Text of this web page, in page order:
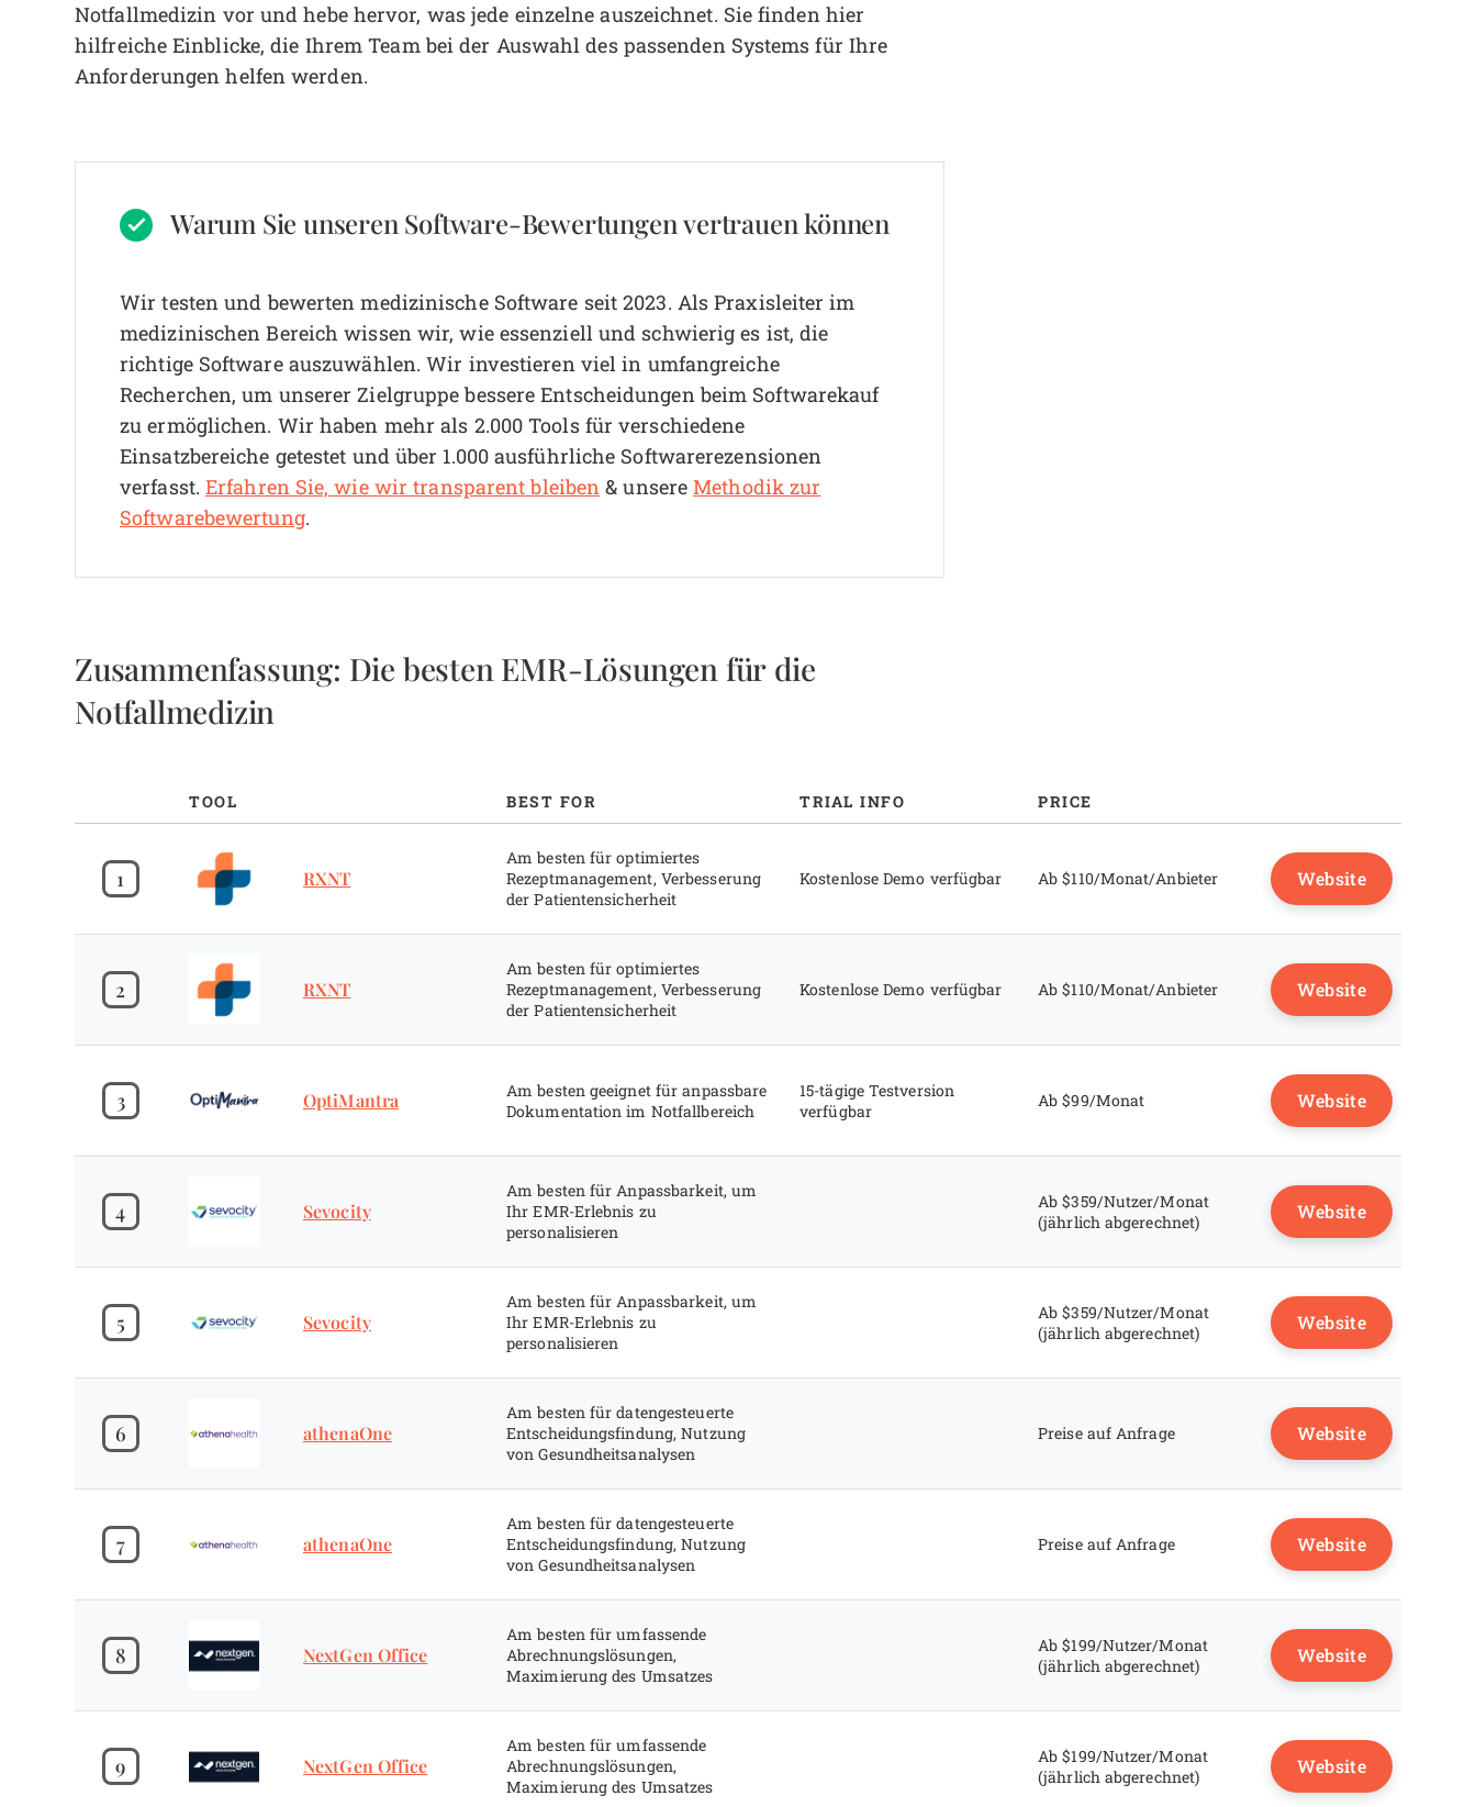
Notfallmedizin vor und hebe hervor, was jede einzelne auszeichnet. Sie finden hier
hilfreiche Einblicke, die Ihrem Team bei der Auswahl des passenden Systems für Ihre
Anforderungen helfen werden.
Warum Sie unseren Software-Bewertungen vertrauen können
Wir testen und bewerten medizinische Software seit 2023. Als Praxisleiter im
medizinischen Bereich wissen wir, wie essenziell und schwierig es ist, die
richtige Software auszuwählen. Wir investieren viel in umfangreiche
Recherchen, um unserer Zielgruppe bessere Entscheidungen beim Softwarekauf
zu ermöglichen. Wir haben mehr als 2.000 Tools für verschiedene
Einsatzbereiche getestet und über 1.000 ausführliche Softwarerezensionen
verfasst. Erfahren Sie, wie wir transparent bleiben & unsereMethodik zur
Softwarebewertung.
Zusammenfassung: Die besten EMR-Lösungen für die
Notfallmedizin
TOOL BEST FOR TRIAL INFO PRICE
1 RXNT
Am besten für optimiertes
Rezeptmanagement, Verbesserung
der Patientensicherheit
Kostenlose Demo verfügbar Ab $110/Monat/Anbieter Website
2 RXNT
Am besten für optimiertes
Rezeptmanagement, Verbesserung
der Patientensicherheit
Kostenlose Demo verfügbar Ab $110/Monat/Anbieter Website
3 OptiMantra
Am besten geeignet für anpassbare
Dokumentation im Notfallbereich
15-tägige Testversion
verfügbar
Ab $99/Monat Website
4 Sevocity
Am besten für Anpassbarkeit, um
Ihr EMR-Erlebnis zu
personalisieren
Ab $359/Nutzer/Monat
(jährlich abgerechnet)
Website
5 Sevocity
Am besten für Anpassbarkeit, um
Ihr EMR-Erlebnis zu
personalisieren
Ab $359/Nutzer/Monat
(jährlich abgerechnet)
Website
6 athenaOne
Am besten für datengesteuerte
Entscheidungsfindung, Nutzung
von Gesundheitsanalysen
Preise auf Anfrage Website
7 athenaOne
Am besten für datengesteuerte
Entscheidungsfindung, Nutzung
von Gesundheitsanalysen
Preise auf Anfrage Website
8 NextGen Office
Am besten für umfassende
Abrechnungslösungen,
Maximierung des Umsatzes
Ab $199/Nutzer/Monat
(jährlich abgerechnet)
Website
9 NextGen Office
Am besten für umfassende
Abrechnungslösungen,
Maximierung des Umsatzes
Ab $199/Nutzer/Monat
(jährlich abgerechnet)
Website